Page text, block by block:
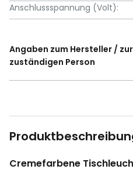
Anschlussspannung (Volt):
Angaben zum Hersteller / zur
zuständigen Person
Cremefarbene